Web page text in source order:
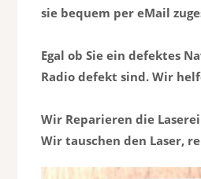
sie bequem per eMail
Egal ob Sie ein defektes
Radio defekt sind. Wir
Wir Reparieren die
Wir tauschen den Laser,